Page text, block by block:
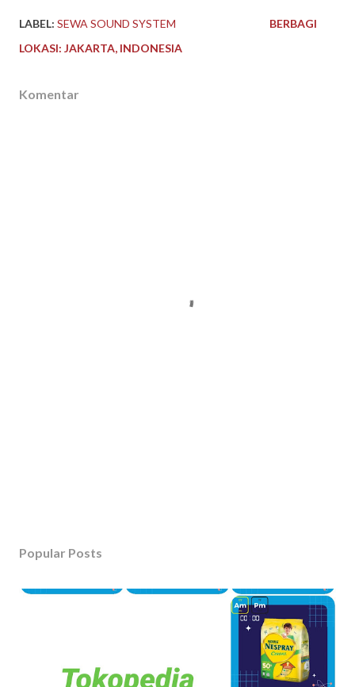
LABEL: SEWA SOUND SYSTEM
LOKASI: JAKARTA, INDONESIA
BERBAGI
Komentar
Popular Posts